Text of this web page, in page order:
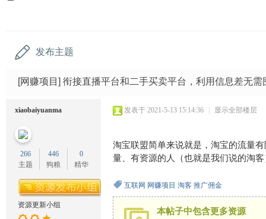
发布主题
[网赚项目] 衔接直播平台和二手买卖平台，利用信息差无
xiaobaiyuanma
266
主题
446
狗粮
0
精华
资源更新小组
发表于 2021-5-13 15:14:36 | 显示全部楼层
淘宝联盟简单来说就是，淘宝的流量
量、有资源的人（也就是我们说的淘
互联网 网赚项目 淘客 推广佣金
本帖子中包含更多资源